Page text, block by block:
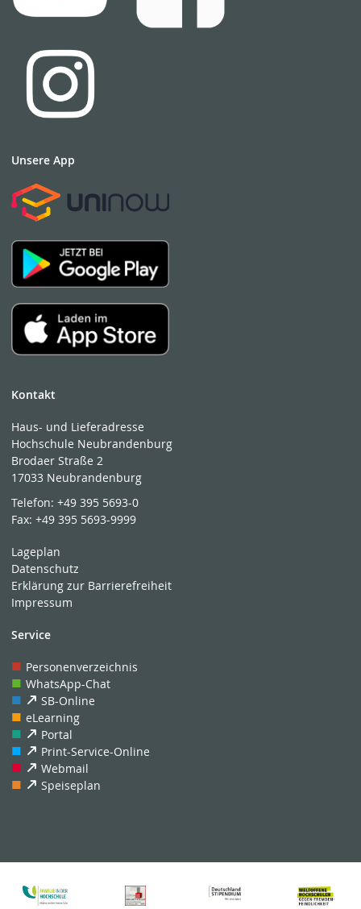
Unsere App
Kontakt
Haus- und Lieferadresse
Hochschule Neubrandenburg
Brodaer Straße 2
17033 Neubrandenburg
Telefon:+49 395 5693-0
Fax:+49 395 5693-9999
Lageplan
Datenschutz
Erklärung zur Barrierefreiheit
Impressum
Service
Personenverzeichnis
WhatsApp-Chat
SB-Online
eLearning
Portal
Print-Service-Online
Webmail
Speiseplan